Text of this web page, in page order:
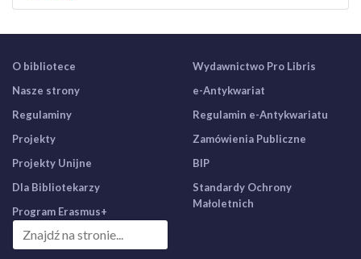
O bibliotece
Nasze strony
Regulaminy
Projekty
Projekty Unijne
Dla Bibliotekarzy
Program Erasmus+
Wydawnictwo Pro Libris
e-Antykwariat
Regulamin e-Antykwariatu
Zamówienia Publiczne
BIP
Standardy Ochrony
Małoletnich